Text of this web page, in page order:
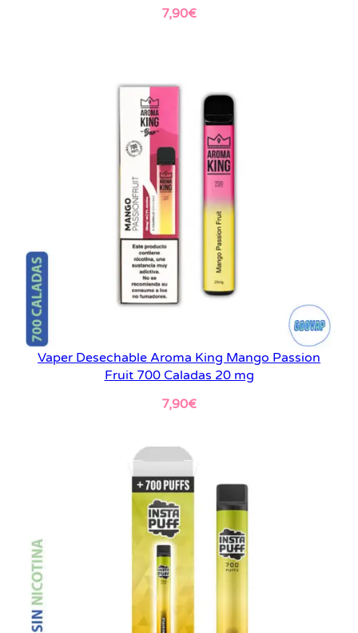
7,90€
Vaper Desechable Aroma King Mango Passion
Fruit 700 Caladas 20 mg
7,90€